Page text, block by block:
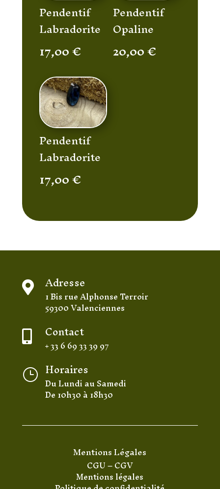
Pendentif
Labradorite
17,00€
Pendentif
Opaline
20,00€
Pendentif
Labradorite
17,00€
 Adresse
1 Bis rue Alphonse Terroir
59300 Valenciennes
 Contact
+ 33 6 69 33 39 97
} Horaires
Du Lundi au Samedi
De 10h30 à 18h30
Mentions Légales
CGU–CGV
Mentions légales